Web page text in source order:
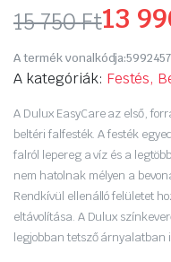
15 750Ft
Original
price
was:
15
750 Ft.
13
Current
price
is:
13
990 Ft.
A termék vonalkódja:
A kategóriák: Festés,
A Dulux EasyCare az első,
beltéri falfesték. A festék
falról lepereg a víz és a
nem hatolnak mélyen a
Rendkívül ellenálló felületet
eltávolítása. A Dulux
legjobban tetsző árnyalatban